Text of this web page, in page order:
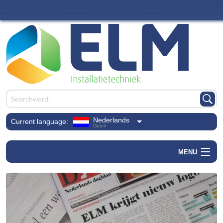
Current language: Nederlands
Dutch
MENU
Branche